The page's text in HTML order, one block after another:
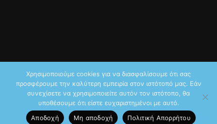
© 2026 by iTechNews.gr
Maddoctor dreamed it, Unpackman made it reality,Novus Systems
created it.
Χρησιμοποιούμε cookies για να διασφαλίσουμε ότι σας
προσφέρουμε την καλύτερη εμπειρία στον ιστότοπό μας. Εάν
συνεχίσετε να χρησιμοποιείτε αυτόν τον ιστότοπο, θα
υποθέσουμε ότι είστε ευχαριστημένοι με αυτό.
Αποδοχή
Μη αποδοχή Πολιτική Aπορρήτου